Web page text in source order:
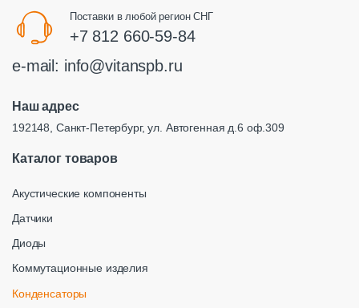
Поставки в любой регион СНГ
+7 812 660-59-84
e-mail: info@vitanspb.ru
Наш адрес
192148, Санкт-Петербург, ул. Автогенная д.6 оф.309
Каталог товаров
Акустические компоненты
Датчики
Диоды
Коммутационные изделия
Конденсаторы